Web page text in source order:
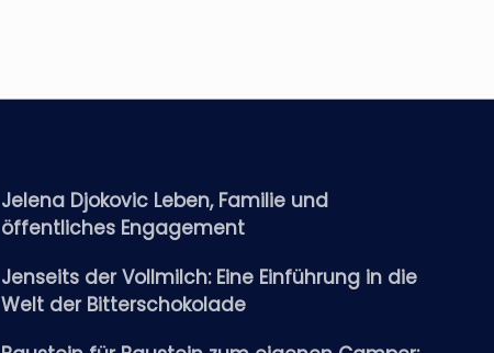
Jelena Djokovic Leben, Familie und
öffentliches Engagement
Jenseits der Vollmilch: Eine Einführung in die
Welt der Bitterschokolade